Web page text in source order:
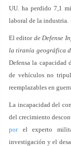
UU. ha perdido 7,1
laboral de la industria.
El editor de Defense
la tiranía geográfica
Defensa la capacidad
de vehículos no
reemplazables en
La incapacidad del
del crecimiento
porel experto
investigación y el